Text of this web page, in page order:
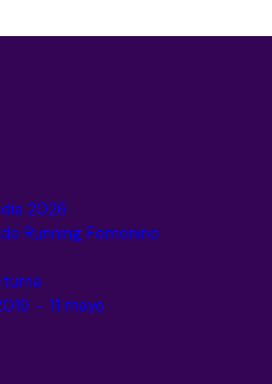
2026
Running Femenino
– 11 mayo